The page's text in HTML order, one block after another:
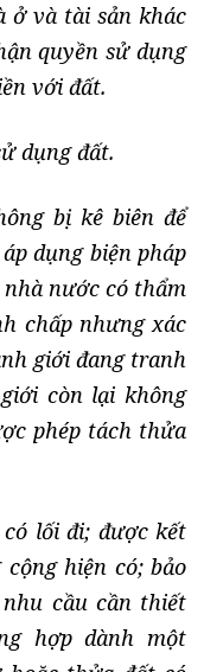
ở và tài sản khác
quyền sử dụng
với đất.
dụng đất.
bị kê biên để
dụng biện pháp
nước có thẩm
chấp nhưng xác
giới đang tranh
còn lại không
phép tách thửa
lối đi; được kết
hiện có; bảo
cầu cần thiết
hợp dành một